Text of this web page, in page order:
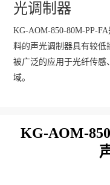
光调制器
KG-AOM-850-80M-PP-
料的声光调制器具有较低
被广泛的应用于光纤传感
域。
KG-AOM-850